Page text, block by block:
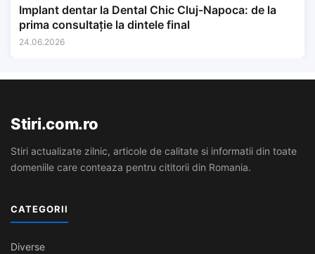
Implant dentar la Dental Chic Cluj-Napoca: de la
prima consultație la dintele final
24.06.2026
Stiri.com.ro
Stiri actualizate zilnic, articole de calitate si informatii din toate
domeniile care conteaza pentru cititorii din Romania.
CATEGORII
Diverse